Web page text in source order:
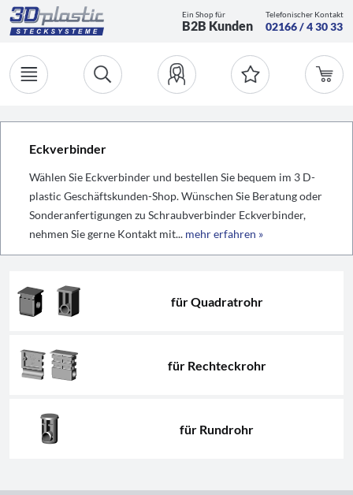
Ein Shop für
B2B Kunden
Telefonischer Kontakt
02166 / 4 30 33
Eckverbinder
Wählen Sie Eckverbinder und bestellen Sie bequem im 3 D-
plastic Geschäftskunden-Shop. Wünschen Sie Beratung oder
Sonderanfertigungen zu Schraubverbinder Eckverbinder,
nehmen Sie gerne Kontakt mit... mehr erfahren »
für Quadratrohr
für Rechteckrohr
für Rundrohr